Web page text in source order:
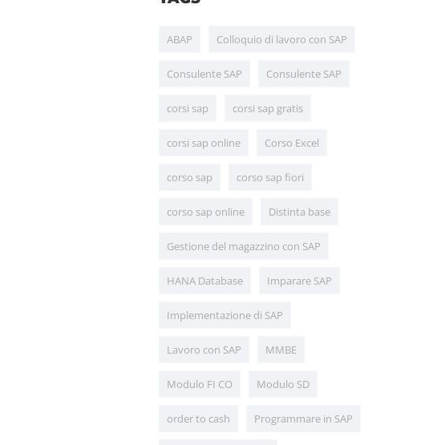
ABAP Colloquio di lavoro con SAP
Consulente SAP Consulente SAP
corsi sap corsi sap gratis
corsi sap online Corso Excel
corso sap corso sap fiori
corso sap online Distinta base
Gestione del magazzino con SAP
HANA Database Imparare SAP
Implementazione di SAP
Lavoro con SAP MMBE
Modulo FI CO Modulo SD
order to cash Programmare in SAP